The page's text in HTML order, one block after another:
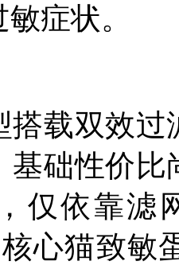
症状。
搭载双效
基础性价
仅依靠滤
心猫致敏